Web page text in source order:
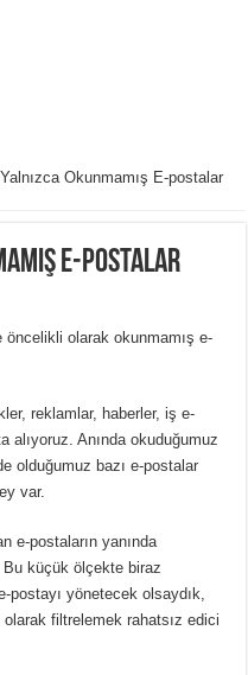
Okunmamış E-postalar
E-postalar
öncelikli olarak okunmamış e-
reklamlar, haberler, iş e-
alıyoruz. Anında okuduğumuz
olduğumuz bazı e-postalar
var.
e-postaların yanında
Bu küçük ölçekte biraz
yönetecek olsaydık,
filtrelemek rahatsız edici